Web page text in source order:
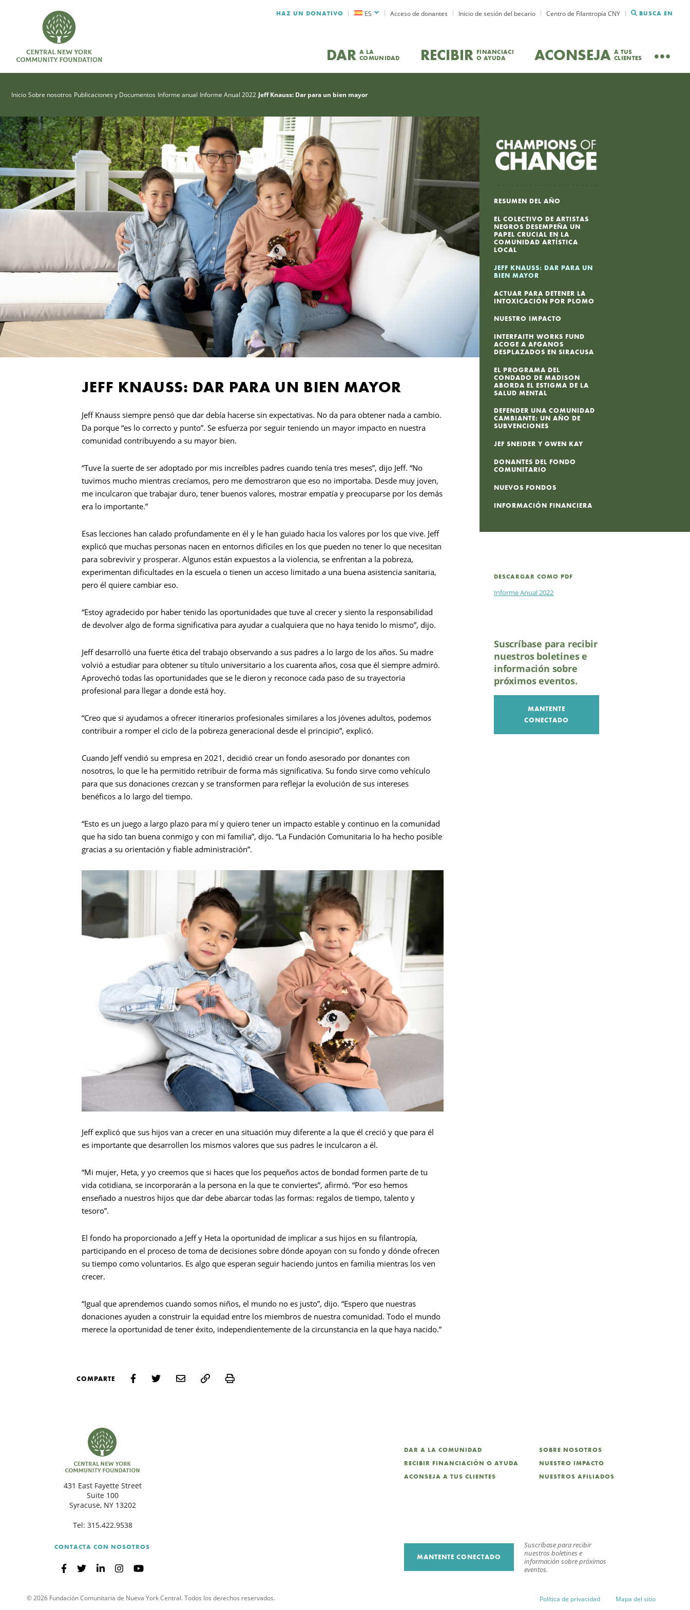
HAZ UN DONATIVO ES Acceso de donantes Inicio de sesión del becario Centro de Filantropía CNY BUSCA EN
DAR A LA
COMUNIDAD RECIBIR FINANCIACI
O AYUDA ACONSEJA A TUS
CLIENTES
Inicio Sobre nosotros Publicaciones y Documentos Informe anual Informe Anual 2022 Jeff Knauss: Dar para un bien mayor
JEFF KNAUSS: DAR PARA UN BIEN MAYOR
Jeff Knauss siempre pensó que dar debía hacerse sin expectativas. No da para obtener nada a cambio.
Da porque “es lo correcto y punto”. Se esfuerza por seguir teniendo un mayor impacto en nuestra
comunidad contribuyendo a su mayor bien.
“Tuve la suerte de ser adoptado por mis increíbles padres cuando tenía tres meses”, dijo Jeff. “No
tuvimos mucho mientras crecíamos, pero me demostraron que eso no importaba. Desde muy joven,
me inculcaron que trabajar duro, tener buenos valores, mostrar empatía y preocuparse por los demás
era lo importante.”
Esas lecciones han calado profundamente en él y le han guiado hacia los valores por los que vive. Jeff
explicó que muchas personas nacen en entornos difíciles en los que pueden no tener lo que necesitan
para sobrevivir y prosperar. Algunos están expuestos a la violencia, se enfrentan a la pobreza,
experimentan dificultades en la escuela o tienen un acceso limitado a una buena asistencia sanitaria,
pero él quiere cambiar eso.
“Estoy agradecido por haber tenido las oportunidades que tuve al crecer y siento la responsabilidad
de devolver algo de forma significativa para ayudar a cualquiera que no haya tenido lo mismo”, dijo.
Jeff desarrolló una fuerte ética del trabajo observando a sus padres a lo largo de los años. Su madre
volvió a estudiar para obtener su título universitario a los cuarenta años, cosa que él siempre admiró.
Aprovechó todas las oportunidades que se le dieron y reconoce cada paso de su trayectoria
profesional para llegar a donde está hoy.
“Creo que si ayudamos a ofrecer itinerarios profesionales similares a los jóvenes adultos, podemos
contribuir a romper el ciclo de la pobreza generacional desde el principio”, explicó.
Cuando Jeff vendió su empresa en 2021, decidió crear un fondo asesorado por donantes con
nosotros, lo que le ha permitido retribuir de forma más significativa. Su fondo sirve como vehículo
para que sus donaciones crezcan y se transformen para reflejar la evolución de sus intereses
benéficos a lo largo del tiempo.
“Esto es un juego a largo plazo para mí y quiero tener un impacto estable y continuo en la comunidad
que ha sido tan buena conmigo y con mi familia”, dijo. “La Fundación Comunitaria lo ha hecho posible
gracias a su orientación y fiable administración”.
Jeff explicó que sus hijos van a crecer en una situación muy diferente a la que él creció y que para él
es importante que desarrollen los mismos valores que sus padres le inculcaron a él.
“Mi mujer, Heta, y yo creemos que si haces que los pequeños actos de bondad formen parte de tu
vida cotidiana, se incorporarán a la persona en la que te conviertes”, afirmó. “Por eso hemos
enseñado a nuestros hijos que dar debe abarcar todas las formas: regalos de tiempo, talento y
tesoro”.
El fondo ha proporcionado a Jeff y Heta la oportunidad de implicar a sus hijos en su filantropía,
participando en el proceso de toma de decisiones sobre dónde apoyan con su fondo y dónde ofrecen
su tiempo como voluntarios. Es algo que esperan seguir haciendo juntos en familia mientras los ven
crecer.
“Igual que aprendemos cuando somos niños, el mundo no es justo”, dijo. “Espero que nuestras
donaciones ayuden a construir la equidad entre los miembros de nuestra comunidad. Todo el mundo
merece la oportunidad de tener éxito, independientemente de la circunstancia en la que haya nacido.”
RESUMEN DEL AÑO
EL COLECTIVO DE ARTISTAS
NEGROS DESEMPEÑA UN
PAPEL CRUCIAL EN LA
COMUNIDAD ARTÍSTICA
LOCAL
JEFF KNAUSS: DAR PARA UN
BIEN MAYOR
ACTUAR PARA DETENER LA
INTOXICACIÓN POR PLOMO
NUESTRO IMPACTO
INTERFAITH WORKS FUND
ACOGE A AFGANOS
DESPLAZADOS EN SIRACUSA
EL PROGRAMA DEL
CONDADO DE MADISON
ABORDA EL ESTIGMA DE LA
SALUD MENTAL
DEFENDER UNA COMUNIDAD
CAMBIANTE: UN AÑO DE
SUBVENCIONES
JEF SNEIDER Y GWEN KAY
DONANTES DEL FONDO
COMUNITARIO
NUEVOS FONDOS
INFORMACIÓN FINANCIERA
DESCARGAR COMO PDF
Informe Anual 2022
Suscríbase para recibir
nuestros boletines e
información sobre
próximos eventos.
MANTENTE
CONECTADO
COMPARTE Print
431 East Fayette Street
Suite 100
Syracuse, NY 13202
Tel: 315.422.9538
CONTACTA CON NOSOTROS
DAR A LA COMUNIDAD
RECIBIR FINANCIACIÓN O AYUDA
ACONSEJA A TUS CLIENTES
SOBRE NOSOTROS
NUESTRO IMPACTO
NUESTROS AFILIADOS
MANTENTE CONECTADO
Suscríbase para recibir
nuestros boletines e
información sobre próximos
eventos.
© 2026 Fundación Comunitaria de Nueva York Central. Todos los derechos reservados. Política de privacidad Mapa del sitio
Busca en